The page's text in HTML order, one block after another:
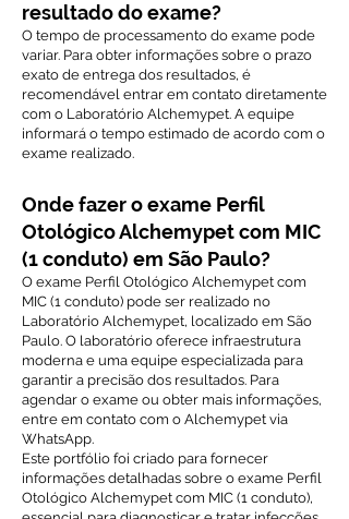
resultado do exame?
O tempo de processamento do exame pode
variar. Para obter informações sobre o prazo
exato de entrega dos resultados, é
recomendável entrar em contato diretamente
com o Laboratório Alchemypet. A equipe
informará o tempo estimado de acordo com o
exame realizado.
Onde fazer o exame Perfil
Otológico Alchemypet com MIC
(1 conduto) em São Paulo?
O exame Perfil Otológico Alchemypet com
MIC (1 conduto) pode ser realizado no
Laboratório Alchemypet, localizado em São
Paulo. O laboratório oferece infraestrutura
moderna e uma equipe especializada para
garantir a precisão dos resultados. Para
agendar o exame ou obter mais informações,
entre em contato com o Alchemypet via
WhatsApp.
Este portfólio foi criado para fornecer
informações detalhadas sobre o exame Perfil
Otológico Alchemypet com MIC (1 conduto),